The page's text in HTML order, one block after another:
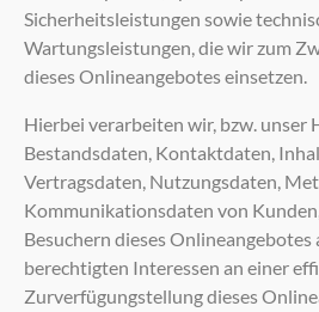
Sicherheitsleistungen sowie
Wartungsleistungen, die wir zum
dieses Onlineangebotes einsetzen.
Hierbei verarbeiten wir, bzw. unser
Bestandsdaten, Kontaktdaten,
Vertragsdaten, Nutzungsdaten,
Kommunikationsdaten von
Besuchern dieses
berechtigten Interessen an einer
Zurverfügungstellung dieses